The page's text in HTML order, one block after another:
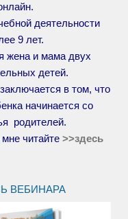
деятельности
9 лет.
жена и мама двух
детей.
в том, что
начинается со
родителей.
читайте >>здесь
ВЕБИНАРА